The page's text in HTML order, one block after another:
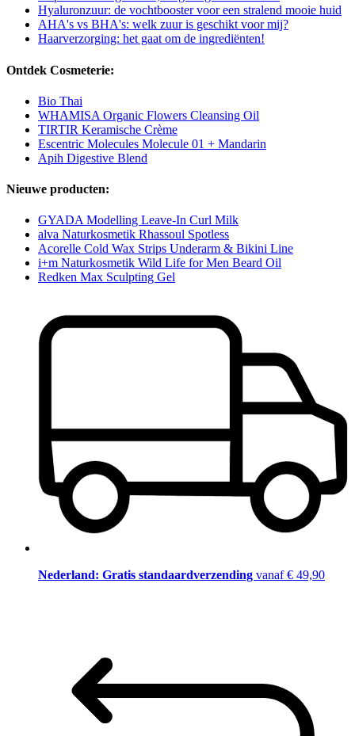
Hyaluronzuur: de vochtbooster voor een stralend mooie huid
AHA's vs BHA's: welk zuur is geschikt voor mij?
Haarverzorging: het gaat om de ingrediënten!
Ontdek Cosmeterie:
Bio Thai
WHAMISA Organic Flowers Cleansing Oil
TIRTIR Keramische Crème
Escentric Molecules Molecule 01 + Mandarin
Apih Digestive Blend
Nieuwe producten:
GYADA Modelling Leave-In Curl Milk
alva Naturkosmetik Rhassoul Spotless
Acorelle Cold Wax Strips Underarm & Bikini Line
i+m Naturkosmetik Wild Life for Men Beard Oil
Redken Max Sculpting Gel
Nederland: Gratis standaardverzending vanaf € 49,90